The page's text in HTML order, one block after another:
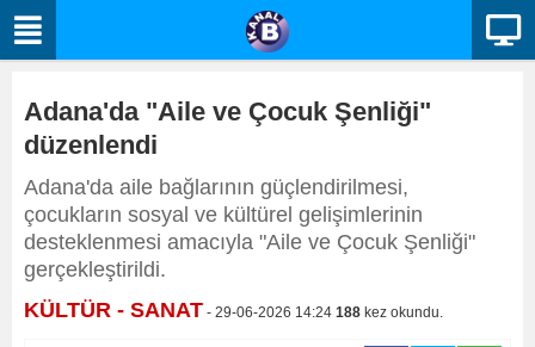
Adana'da "Aile ve Çocuk Şenliği"
düzenlendi
Adana'da aile bağlarının güçlendirilmesi,
çocukların sosyal ve kültürel gelişimlerinin
desteklenmesi amacıyla "Aile ve Çocuk Şenliği"
gerçekleştirildi.
KÜLTÜR - SANAT - 29-06-2026 14:24 188 kez okundu.